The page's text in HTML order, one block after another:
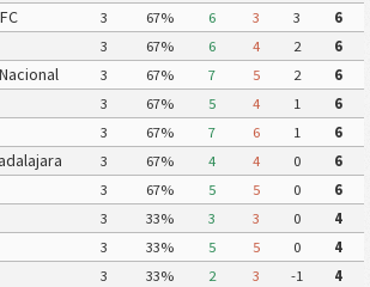
3 67% 6 3 3
6
3 67% 6 4 2
6
3 67% 7 5 2
6
3 67% 5 4 1
6
3 67% 7 6 1
6
3 67% 4 4 0
6
3 67% 5 5 0
6
3 33% 3 3 0
4
3 33% 5 5 0
4
3 33% 2 3 -1
4